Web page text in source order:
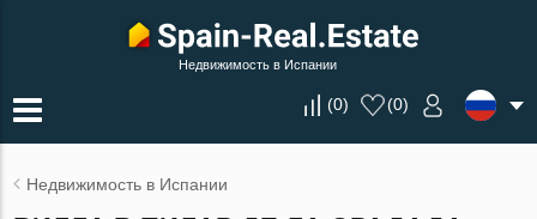
Недвижимость в Испании
(0) (0)
Недвижимость в Испании